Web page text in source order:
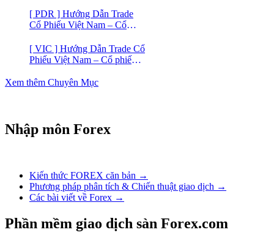
[ PDR ] Hướng Dẫn Trade
Cổ Phiếu Việt Nam – Cổ
[ VIC ] Hướng Dẫn Trade Cổ
Phiếu Việt Nam – Cổ phiếu
Xem thêm Chuyên Mục
Nhập môn Forex
Kiến thức FOREX căn bản →
Phương pháp phân tích & Chiến thuật giao dịch →
Các bài viết về Forex →
Phần mềm giao dịch sàn Forex.com